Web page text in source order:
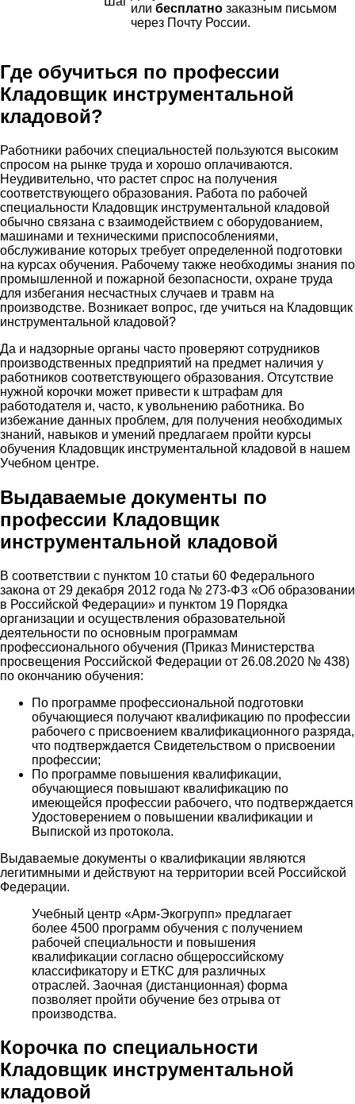
или бесплатно заказным письмом
через Почту России.
Где обучиться по профессии
Кладовщик инструментальной
кладовой?
Работники рабочих специальностей пользуются высоким
спросом на рынке труда и хорошо оплачиваются.
Неудивительно, что растет спрос на получения
соответствующего образования. Работа по рабочей
специальности Кладовщик инструментальной кладовой
обычно связана с взаимодействием с оборудованием,
машинами и техническими приспособлениями,
обслуживание которых требует определенной подготовки
на курсах обучения. Рабочему также необходимы знания по
промышленной и пожарной безопасности, охране труда
для избегания несчастных случаев и травм на
производстве. Возникает вопрос, где учиться на Кладовщик
инструментальной кладовой?
Да и надзорные органы часто проверяют сотрудников
производственных предприятий на предмет наличия у
работников соответствующего образования. Отсутствие
нужной корочки может привести к штрафам для
работодателя и, часто, к увольнению работника. Во
избежание данных проблем, для получения необходимых
знаний, навыков и умений предлагаем пройти курсы
обучения Кладовщик инструментальной кладовой в нашем
Учебном центре.
Выдаваемые документы по
профессии Кладовщик
инструментальной кладовой
В соответствии с пунктом 10 статьи 60 Федерального
закона от 29 декабря 2012 года № 273-ФЗ «Об образовании
в Российской Федерации» и пунктом 19 Порядка
организации и осуществления образовательной
деятельности по основным программам
профессионального обучения (Приказ Министерства
просвещения Российской Федерации от 26.08.2020 № 438)
по окончанию обучения:
По программе профессиональной подготовки
обучающиеся получают квалификацию по профессии
рабочего с присвоением квалификационного разряда,
что подтверждается Свидетельством о присвоении
профессии;
По программе повышения квалификации,
обучающиеся повышают квалификацию по
имеющейся профессии рабочего, что подтверждается
Удостоверением о повышении квалификации и
Выпиской из протокола.
Выдаваемые документы о квалификации являются
легитимными и действуют на территории всей Российской
Федерации.
Учебный центр «Арм-Экогрупп» предлагает
более 4500 программ обучения с получением
рабочей специальности и повышения
квалификации согласно общероссийскому
классификатору и ЕТКС для различных
отраслей. Заочная (дистанционная) форма
позволяет пройти обучение без отрыва от
производства.
Корочка по специальности
Кладовщик инструментальной
кладовой